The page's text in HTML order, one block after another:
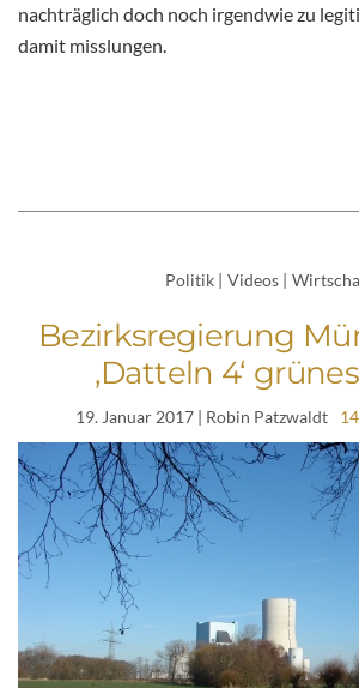
nachträglich doch noch irgendwie zu
damit misslungen.
Politik | Videos |
Bezirksregierung
‚Datteln 4‘
19. Januar 2017 | Robin Patzwaldt